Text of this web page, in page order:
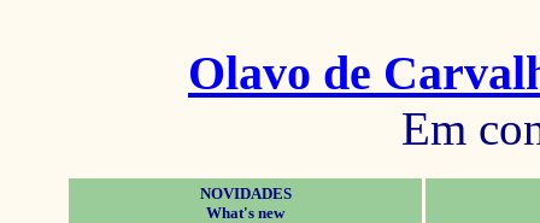
Olavo de
Em
NOVIDADES
What's new